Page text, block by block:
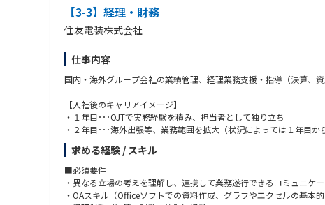
・ゲーム業界ならではのビジネスモデル・収益構造への理解
・営業・開発・経営層を巻き込んだプロジェクト推進経験
・予実管理や業績分析を通じた経営視点・ファイナンススキル
・ERP／CRM導入など業務改善・DX推進経験
・グローバルメンバーとの協業経験
・CFO組織や経営企画に近い視点で事業に関与する経験
事業の成長を数字の面から支えるだけでなく、「営業活動をどう変
◎働きやすさも魅力の一つです◎
ご自身の業務状況やライフスタイルに合わせて柔軟な働き方が可能
・フレックスタイム制度あり（曜日指定なし）
・リモートワーク週2日利用可能
※リモートワークおよびフレックスタイム制度は、試用期間終了後（
■求める人物像：
・自己啓発ができる方
・何事にも積極的にも取り組める方
・チャレンジ精神がある方
・周囲をリスペクトしひとつひとつの仕事を丁寧に遂行される方
【3-3】経理・財務
住友電装株式会社
仕事内容
国内・海外グループ会社の業績管理、経理業務支援・指導（決算、
【入社後のキャリアイメージ】
・１年目･･･OJTで実務経験を積み、担当者として独り立ち
・２年目･･･海外出張等、業務範囲を拡大（状況によっては１年目か
・３年目･･･上記業務を継続しながら、チームリーダー等に就いて
求める経験 / スキル
■必須要件
・異なる立場の考えを理解し、連携して業務遂行できるコミュニケ
・OAスキル（Officeソフトでの資料作成、グラフやエクセルの基本的